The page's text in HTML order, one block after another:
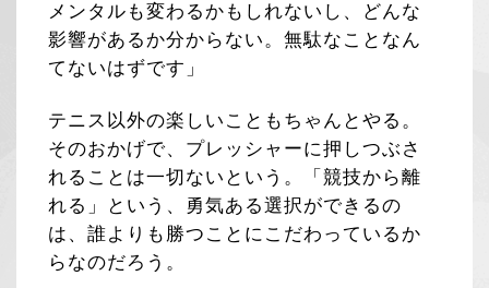
メンタルも変わるかもしれないし、どんな
影響があるか分からない。無駄なことなん
てないはずです」
テニス以外の楽しいこともちゃんとやる。
そのおかげで、プレッシャーに押しつぶさ
れることは一切ないという。「競技から離
れる」という、勇気ある選択ができるの
は、誰よりも勝つことにこだわっているか
らなのだろう。